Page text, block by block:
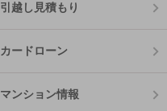
引越し見積もり
カードローン
マンション情報